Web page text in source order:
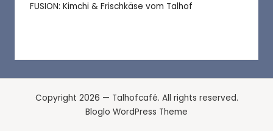
FUSION: Kimchi & Frischkäse vom Talhof
Copyright 2026 — Talhofcafé. All rights reserved.
Bloglo WordPress Theme